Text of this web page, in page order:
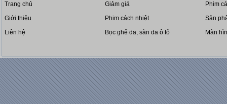
Trang chủ
Giới thiệu
Liên hệ
Giảm giá
Phim cách nhiệt
Bọc ghế da, sàn da ô tô
Phim
Sản
Màn